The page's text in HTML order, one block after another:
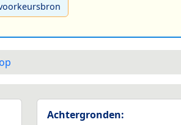
3
Achtergronden: